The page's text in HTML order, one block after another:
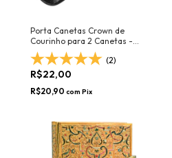
Porta Canetas Crown de
Courinho para 2 Canetas -
Preto
(2)
R$22,00
R$20,90 com Pix